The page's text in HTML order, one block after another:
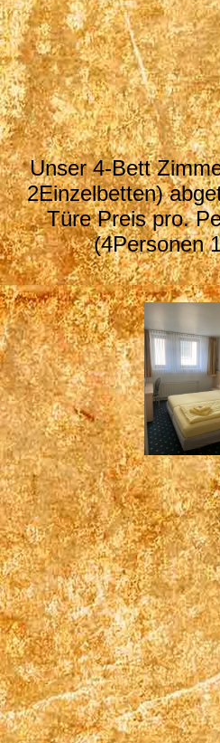
Zimmer 2
Unser 4-Bett
2Einzelbetten)
Türe Preis pro.
(4Personen